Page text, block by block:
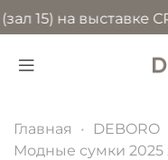
выставке CPM в
Главная
DEBORO
Модные сумки 2025